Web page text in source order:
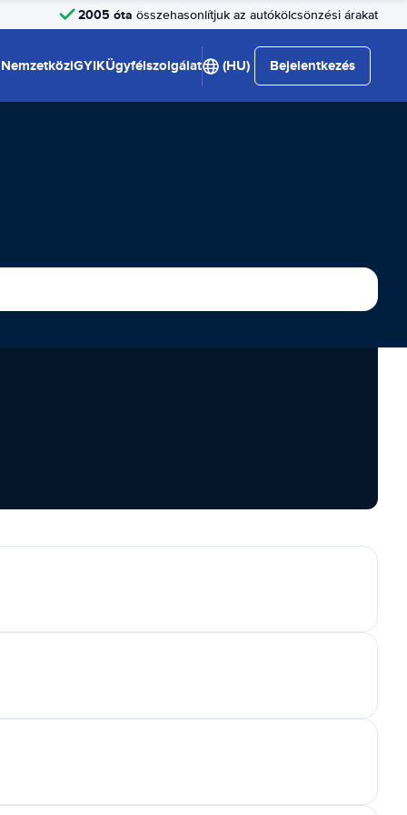
2005 óta összehasonlítjuk az autókölcsönzési árakat
NemzetköziGYIKÜgyfélszolgálat (HU) Bejelentkezés